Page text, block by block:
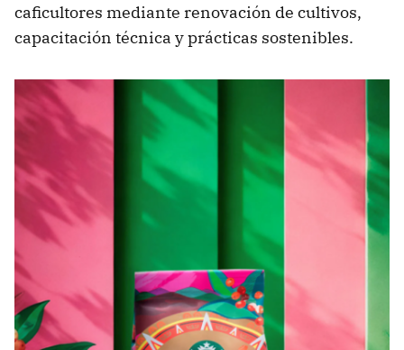
caficultores mediante renovación de cultivos,
capacitación técnica y prácticas sostenibles.